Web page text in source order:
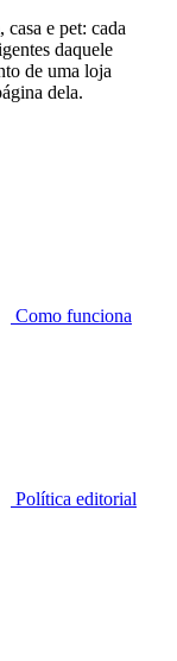
e pet: cada
daquele
de uma loja
dela.
Como funciona
Política editorial